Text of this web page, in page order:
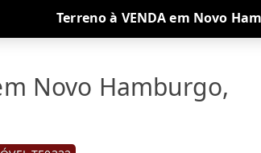
Terreno à VENDA em Novo
Novo Hamburgo,